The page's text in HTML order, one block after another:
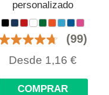
personalizado
(99)
Desde 1,16 €
COMPRAR